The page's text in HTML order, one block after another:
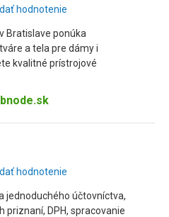
hodnotenie
Bratislave ponúka
a tela pre dámy i
kvalitné prístrojové
hodnotenie
jednoduchého účtovníctva,
priznaní, DPH, spracovanie